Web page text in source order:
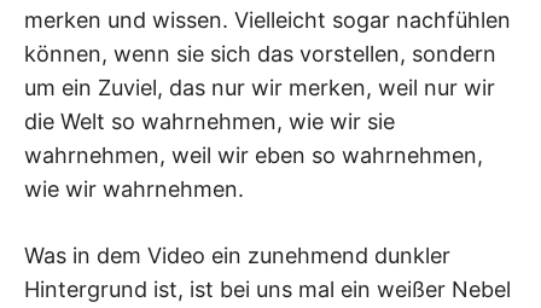
merken und wissen. Vielleicht sogar nachfühlen
können, wenn sie sich das vorstellen, sondern
um ein Zuviel, das nur wir merken, weil nur wir
die Welt so wahrnehmen, wie wir sie
wahrnehmen, weil wir eben so wahrnehmen,
wie wir wahrnehmen.
Was in dem Video ein zunehmend dunkler
Hintergrund ist, ist bei uns mal ein weißer Nebel